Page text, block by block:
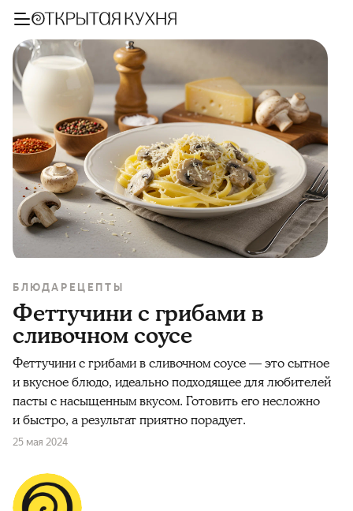
БЛЮДА РЕЦЕПТЫ
Феттучини с грибами в
сливочном соусе
Феттучини с грибами в сливочном соусе — это сытное
и вкусное блюдо, идеально подходящее для любителей
пасты с насыщенным вкусом. Готовить его несложно
и быстро, а результат приятно порадует.
25 мая 2024